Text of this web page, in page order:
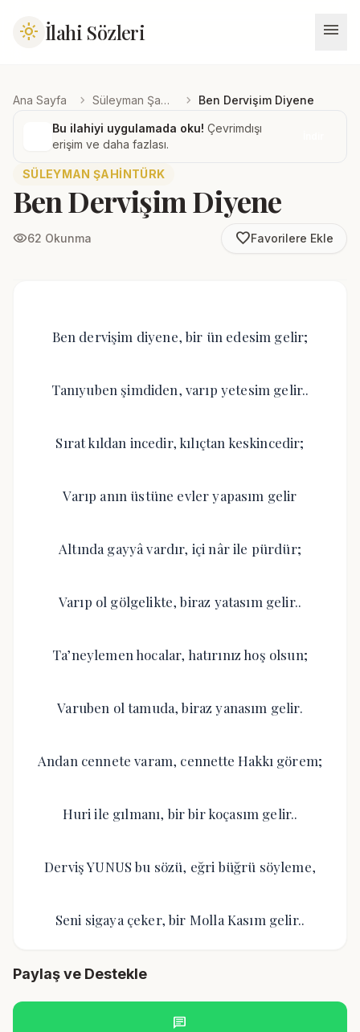
light_mode İlahi Sözleri menu
Ana Sayfa chevron_right Süleyman Şahintürk chevron_right Ben Dervişim Diyene
Bu ilahiyi uygulamada oku! Çevrimdışı
erişim ve daha fazlası.
SÜLEYMAN ŞAHINTÜRK
Ben Dervişim Diyene
visibility62 Okunma favorite_borderFavorilere Ekle
Ben dervişim diyene, bir ün edesim gelir;
Tanıyuben şimdiden, varıp yetesim gelir..
Sırat kıldan incedir, kılıçtan keskincedir;
Varıp anın üstüne evler yapasım gelir
Altında gayyâ vardır, içi nâr ile pürdür;
Varıp ol gölgelikte, biraz yatasım gelir..
Ta’neylemen hocalar, hatırınız hoş olsun;
Varuben ol tamuda, biraz yanasım gelir.
Andan cennete varam, cennette Hakkı görem;
Huri ile gılmanı, bir bir koçasım gelir..
Derviş YUNUS bu sözü, eğri büğrü söyleme,
Seni sigaya çeker, bir Molla Kasım gelir..
Paylaş ve Destekle
chat